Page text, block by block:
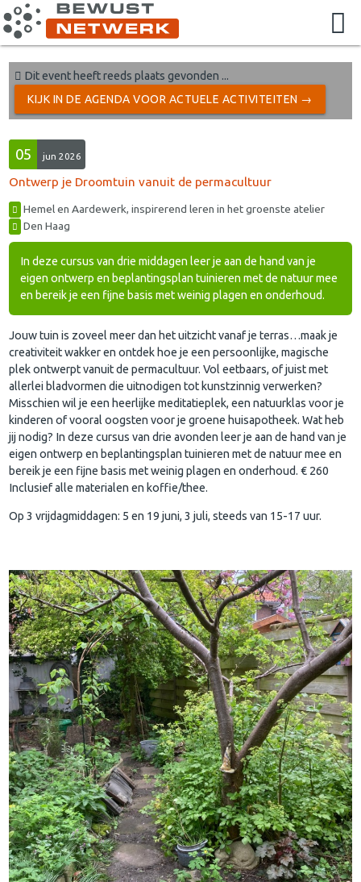
Dit event heeft reeds plaats gevonden ...
KIJK IN DE AGENDA VOOR ACTUELE ACTIVITEITEN →
05 jun 2026
Ontwerp je Droomtuin vanuit de permacultuur
Hemel en Aardewerk, inspirerend leren in het groenste atelier
Den Haag
In deze cursus van drie middagen leer je aan de hand van je
eigen ontwerp en beplantingsplan tuinieren met de natuur mee
en bereik je een fijne basis met weinig plagen en onderhoud.
Jouw tuin is zoveel meer dan het uitzicht vanaf je terras…maak je
creativiteit wakker en ontdek hoe je een persoonlijke, magische
plek ontwerpt vanuit de permacultuur. Vol eetbaars, of juist met
allerlei bladvormen die uitnodigen tot kunstzinnig verwerken?
Misschien wil je een heerlijke meditatieplek, een natuurklas voor je
kinderen of vooral oogsten voor je groene huisapotheek. Wat heb
jij nodig? In deze cursus van drie avonden leer je aan de hand van je
eigen ontwerp en beplantingsplan tuinieren met de natuur mee en
bereik je een fijne basis met weinig plagen en onderhoud. € 260
Inclusief alle materialen en koffie/thee.
Op 3 vrijdagmiddagen: 5 en 19 juni, 3 juli, steeds van 15-17 uur.